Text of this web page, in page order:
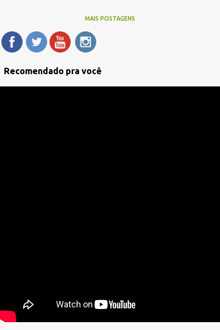
MAIS POSTAGENS
Recomendado pra você